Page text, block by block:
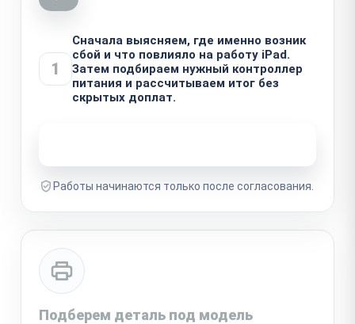
1
Сначала выясняем, где именно возник
сбой и что повлияло на работу iPad.
Затем подбираем нужный контроллер
питания и рассчитываем итог без
скрытых доплат.
Работы начинаются только после согласования.
Подберем деталь под модель